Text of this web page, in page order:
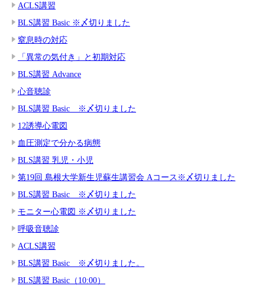
ACLS講習
BLS講習 Basic ※〆切りました
窒息時の対応
「異常の気付き」と初期対応
BLS講習 Advance
心音聴診
BLS講習 Basic ※〆切りました
12誘導心電図
血圧測定で分かる病態
BLS講習 乳児・小児
第19回 島根大学新生児蘇生講習会 Aコース※〆切りました
BLS講習 Basic ※〆切りました
モニター心電図 ※〆切りました
呼吸音聴診
ACLS講習
BLS講習 Basic ※〆切りました。
BLS講習 Basic（10:00）